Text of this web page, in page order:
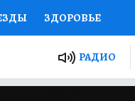
ЗДОРОВЬЕ
РОССИИ
СЕКРЕТЫ
РАДИО